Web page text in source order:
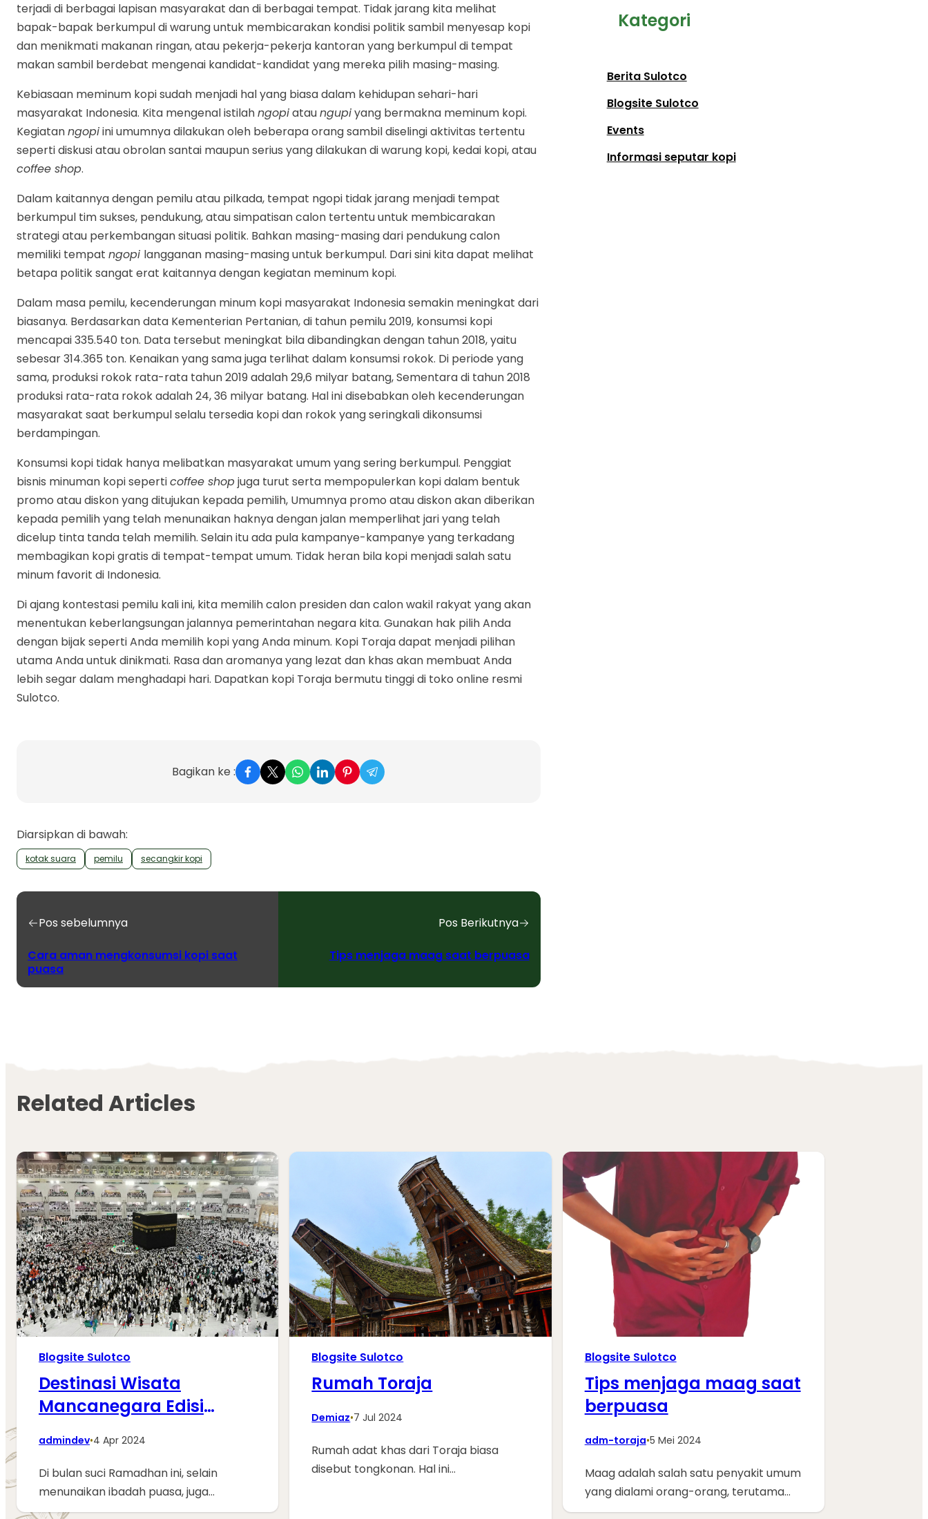
terjadi di berbagai lapisan masyarakat dan di berbagai tempat. Tidak jarang kita melihat
bapak-bapak berkumpul di warung untuk membicarakan kondisi politik sambil menyesap kopi
dan menikmati makanan ringan, atau pekerja-pekerja kantoran yang berkumpul di tempat
makan sambil berdebat mengenai kandidat-kandidat yang mereka pilih masing-masing.
Kebiasaan meminum kopi sudah menjadi hal yang biasa dalam kehidupan sehari-hari
masyarakat Indonesia. Kita mengenal istilahngopiataungupiyang bermakna meminum kopi.
Kegiatanngopiini umumnya dilakukan oleh beberapa orang sambil diselingi aktivitas tertentu
seperti diskusi atau obrolan santai maupun serius yang dilakukan di warung kopi, kedai kopi, atau
coffee shop.
Dalam kaitannya dengan pemilu atau pilkada, tempat ngopi tidak jarang menjadi tempat
berkumpul tim sukses, pendukung, atau simpatisan calon tertentu untuk membicarakan
strategi atau perkembangan situasi politik. Bahkan masing-masing dari pendukung calon
memiliki tempat ngopi langganan masing-masing untuk berkumpul. Dari sini kita dapat melihat
betapa politik sangat erat kaitannya dengan kegiatan meminum kopi.
Dalam masa pemilu, kecenderungan minum kopi masyarakat Indonesia semakin meningkat dari
biasanya. Berdasarkan data Kementerian Pertanian, di tahun pemilu 2019, konsumsi kopi
mencapai 335.540 ton. Data tersebut meningkat bila dibandingkan dengan tahun 2018, yaitu
sebesar 314.365 ton. Kenaikan yang sama juga terlihat dalam konsumsi rokok. Di periode yang
sama, produksi rokok rata-rata tahun 2019 adalah 29,6 milyar batang, Sementara di tahun 2018
produksi rata-rata rokok adalah 24, 36 milyar batang. Hal ini disebabkan oleh kecenderungan
masyarakat saat berkumpul selalu tersedia kopi dan rokok yang seringkali dikonsumsi
berdampingan.
Konsumsi kopi tidak hanya melibatkan masyarakat umum yang sering berkumpul. Penggiat
bisnis minuman kopi seperticoffee shopjuga turut serta mempopulerkan kopi dalam bentuk
promo atau diskon yang ditujukan kepada pemilih, Umumnya promo atau diskon akan diberikan
kepada pemilih yang telah menunaikan haknya dengan jalan memperlihat jari yang telah
dicelup tinta tanda telah memilih. Selain itu ada pula kampanye-kampanye yang terkadang
membagikan kopi gratis di tempat-tempat umum. Tidak heran bila kopi menjadi salah satu
minum favorit di Indonesia.
Di ajang kontestasi pemilu kali ini, kita memilih calon presiden dan calon wakil rakyat yang akan
menentukan keberlangsungan jalannya pemerintahan negara kita. Gunakan hak pilih Anda
dengan bijak seperti Anda memilih kopi yang Anda minum. Kopi Toraja dapat menjadi pilihan
utama Anda untuk dinikmati. Rasa dan aromanya yang lezat dan khas akan membuat Anda
lebih segar dalam menghadapi hari. Dapatkan kopi Toraja bermutu tinggi di toko online resmi
Sulotco.
Bagikan ke :
Diarsipkan di bawah:
kotak suara pemilu secangkir kopi
Pos sebelumnya
Cara aman mengkonsumsi kopi saat
puasa
Pos Berikutnya
Tips menjaga maag saat berpuasa
Kategori
Berita Sulotco
Blogsite Sulotco
Events
Informasi seputar kopi
Related Articles
Blogsite Sulotco
Destinasi Wisata
Mancanegara Edisi
admindev•4 Apr 2024
Di bulan suci Ramadhan ini, selain
menunaikan ibadah puasa, juga…
Blogsite Sulotco
Rumah Toraja
Demiaz•7 Jul 2024
Rumah adat khas dari Toraja biasa
disebut tongkonan. Hal ini…
Blogsite Sulotco
Tips menjaga maag saat
berpuasa
adm-toraja•5 Mei 2024
Maag adalah salah satu penyakit umum
yang dialami orang-orang, terutama…